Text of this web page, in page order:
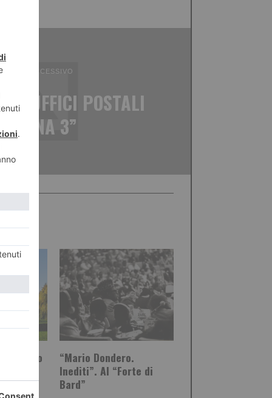
SUCCESSIVO
UFFICI POSTALI
SPINA 3”
castello
“Mario Dondero.
Inediti”. Al “Forte di
Bard”